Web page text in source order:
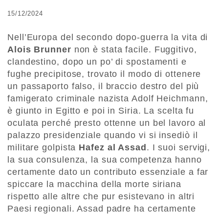
15/12/2024
Nell’Europa del secondo dopo-guerra la vita di
Alois Brunner non è stata facile. Fuggitivo,
clandestino, dopo un po’ di spostamenti e
fughe precipitose, trovato il modo di ottenere
un passaporto falso, il braccio destro del più
famigerato criminale nazista Adolf Heichmann,
è giunto in Egitto e poi in Siria. La scelta fu
oculata perché presto ottenne un bel lavoro al
palazzo presidenziale quando vi si insediò il
militare golpista Hafez al Assad. I suoi servigi,
la sua consulenza, la sua competenza hanno
certamente dato un contributo essenziale a far
spiccare la macchina della morte siriana
rispetto alle altre che pur esistevano in altri
Paesi regionali. Assad padre ha certamente